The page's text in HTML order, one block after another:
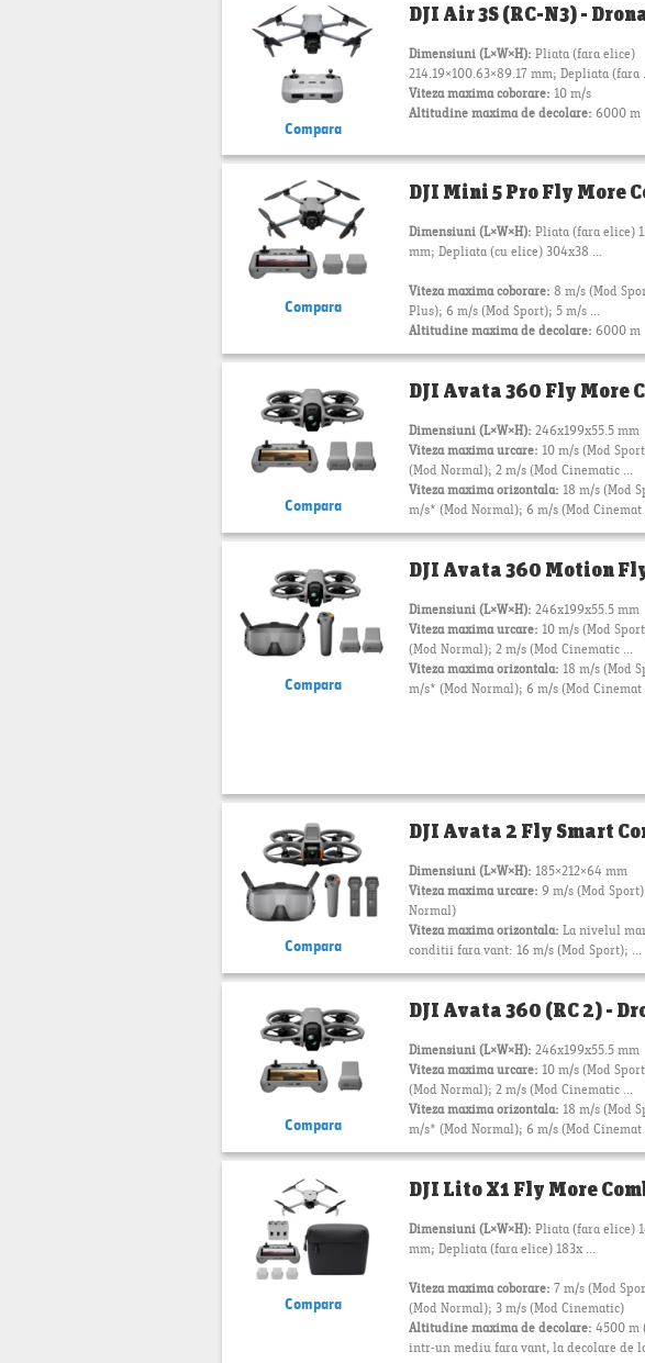
Compara
DJI Air 3S (RC-N3) -
Dimensiuni (L×W×H):Pliata (fara elice)
214.19×100.63×89.17 mm; Depliata (fara
Viteza maxima coborare: 10 m/s
Altitudine maxima de decolare:6000 m
Compara
DJI Mini 5 Pro Fly More
Dimensiuni (L×W×H):Pliata (fara elice)
mm; Depliata (cu elice) 304x38 ...
Viteza maxima coborare:8 m/s (Mod
Plus); 6 m/s (Mod Sport); 5 m/s ...
Altitudine maxima de decolare:6000 m
Compara
DJI Avata 360 Fly More
Dimensiuni (L×W×H):246x199x55.5 mm
Viteza maxima urcare: 10 m/s (Mod
(Mod Normal); 2 m/s (Mod Cinematic ...
Viteza maxima orizontala: 18 m/s (Mod
m/s* (Mod Normal); 6 m/s (Mod Cinemat
Compara
DJI Avata 360 Motion
Dimensiuni (L×W×H):246x199x55.5 mm
Viteza maxima urcare: 10 m/s (Mod
(Mod Normal); 2 m/s (Mod Cinematic ...
Viteza maxima orizontala: 18 m/s (Mod
m/s* (Mod Normal); 6 m/s (Mod Cinemat
Compara
DJI Avata 2 Fly Smart
Dimensiuni (L×W×H): 185×212×64 mm
Viteza maxima urcare:9 m/s (Mod
Normal)
Viteza maxima orizontala:La nivelul
conditii fara vant: 16 m/s (Mod Sport); ...
Compara
DJI Avata 360 (RC 2) -
Dimensiuni (L×W×H):246x199x55.5 mm
Viteza maxima urcare: 10 m/s (Mod
(Mod Normal); 2 m/s (Mod Cinematic ...
Viteza maxima orizontala: 18 m/s (Mod
m/s* (Mod Normal); 6 m/s (Mod Cinemat
Compara
DJI Lito X1 Fly More
Dimensiuni (L×W×H):Pliata (fara elice)
mm; Depliata (fara elice) 183x ...
Viteza maxima coborare:7 m/s (Mod
(Mod Normal); 3 m/s (Mod Cinematic)
Altitudine maxima de decolare:4500 m
intr-un mediu fara vant, la decolare de